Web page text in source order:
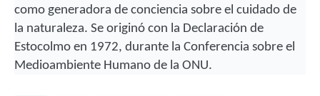
como generadora de conciencia sobre el cuidado de
la naturaleza. Se originó con la Declaración de
Estocolmo en 1972, durante la Conferencia sobre el
Medioambiente Humano de la ONU.